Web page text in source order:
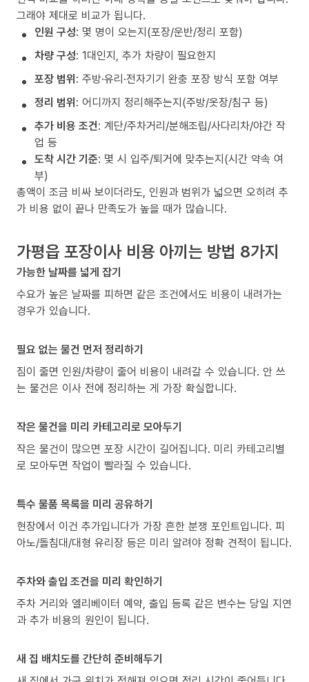
그래야 제대로 비교가 됩니다.
인원 구성: 몇 명이 오는지(포장/운반/정리 포함)
차량 구성: 1대인지, 추가 차량이 필요한지
포장 범위: 주방·유리·전자기기 완충 포장 방식 포함 여부
정리 범위: 어디까지 정리해주는지(주방/옷장/침구 등)
추가 비용 조건: 계단/주차거리/분해조립/사다리차/야간 작
업 등
도착 시간 기준: 몇 시 입주/퇴거에 맞추는지(시간 약속 여
부)
총액이 조금 비싸 보이더라도, 인원과 범위가 넓으면 오히려 추
가 비용 없이 끝나 만족도가 높을 때가 많습니다.
가평읍 포장이사 비용 아끼는 방법 8가지
가능한 날짜를 넓게 잡기
수요가 높은 날짜를 피하면 같은 조건에서도 비용이 내려가는
경우가 있습니다.
필요 없는 물건 먼저 정리하기
짐이 줄면 인원/차량이 줄어 비용이 내려갈 수 있습니다. 안 쓰
는 물건은 이사 전에 정리하는 게 가장 확실합니다.
작은 물건을 미리 카테고리로 모아두기
작은 물건이 많으면 포장 시간이 길어집니다. 미리 카테고리별
로 모아두면 작업이 빨라질 수 있습니다.
특수 물품 목록을 미리 공유하기
현장에서 이건 추가입니다가 가장 흔한 분쟁 포인트입니다. 피
아노/돌침대/대형 유리장 등은 미리 알려야 정확 견적이 됩니다.
주차와 출입 조건을 미리 확인하기
주차 거리와 엘리베이터 예약, 출입 등록 같은 변수는 당일 지연
과 추가 비용의 원인이 됩니다.
새 집 배치도를 간단히 준비해두기